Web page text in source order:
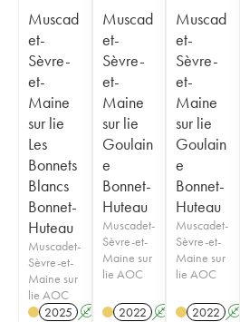
Muscad
et-
Sèvre-
et-
Maine
sur lie
Les
Bonnets
Blancs
Bonnet-
Huteau
Muscadet-
Sèvre-et-
Maine sur
lie AOC
2025 A
Muscad
et-
Sèvre-
et-
Maine
sur lie
Goulain
e
Bonnet-
Huteau
Muscadet-
Sèvre-et-
Maine sur
lie AOC
2022 A
Muscad
et-
Sèvre-
et-
Maine
sur lie
Goulain
e
Bonnet-
Huteau
Muscadet-
Sèvre-et-
Maine sur
lie AOC
2022 A